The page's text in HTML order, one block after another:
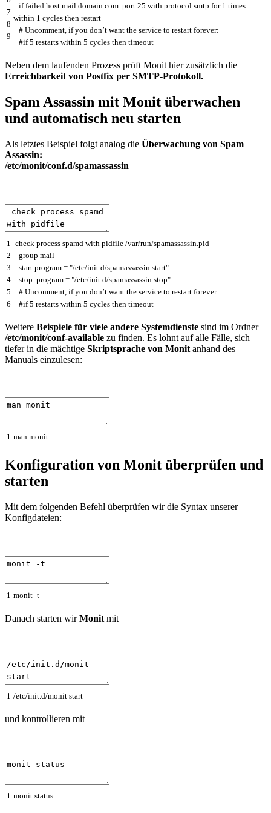
7
8
9
if failed host mail.domain.com port 25 with protocol smtp for 1 times
within 1 cycles then restart
# Uncomment, if you don’t want the service to restart forever:
#if 5 restarts within 5 cycles then timeout
Neben dem laufenden Prozess prüft Monit hier zusätzlich die
Erreichbarkeit von Postfix per SMTP-Protokoll.
Spam Assassin mit Monit überwachen
und automatisch neu starten
Als letztes Beispiel folgt analog die Überwachung von Spam
Assassin:
/etc/monit/conf.d/spamassassin
1
2
3
4
5
6
check process spamd with pidfile /var/run/spamassassin pid
group mail
start program = "/etc/init.d/spamassassin start"
stop program = "/etc/init.d/spamassassin stop"
# Uncomment, if you don’t want the service to restart forever:
#if 5 restarts within 5 cycles then timeout
Weitere Beispiele für viele andere Systemdienste sind im Ordner
/etc/monit/conf-available zu finden. Es lohnt auf alle Fälle, sich
tiefer in die mächtige Skriptsprache von Monit anhand des
Manuals einzulesen:
1 man monit
Konfiguration von Monit überprüfen und
starten
Mit dem folgenden Befehl überprüfen wir die Syntax unserer
Konfigdateien:
1 monit -t
Danach starten wirMonit mit
1 /etc/init d/monit start
und kontrollieren mit
1 monit status